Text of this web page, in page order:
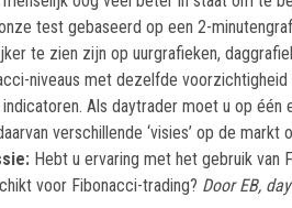
test gebaseerd op een 2-
te zien zijn op uurgrafieken,
niveaus met dezelfde
Als daytrader moet u op één
verschillende ‘visies’ op de
Hebt u ervaring met het gebruik van
voor Fibonacci-trading? Door EB,